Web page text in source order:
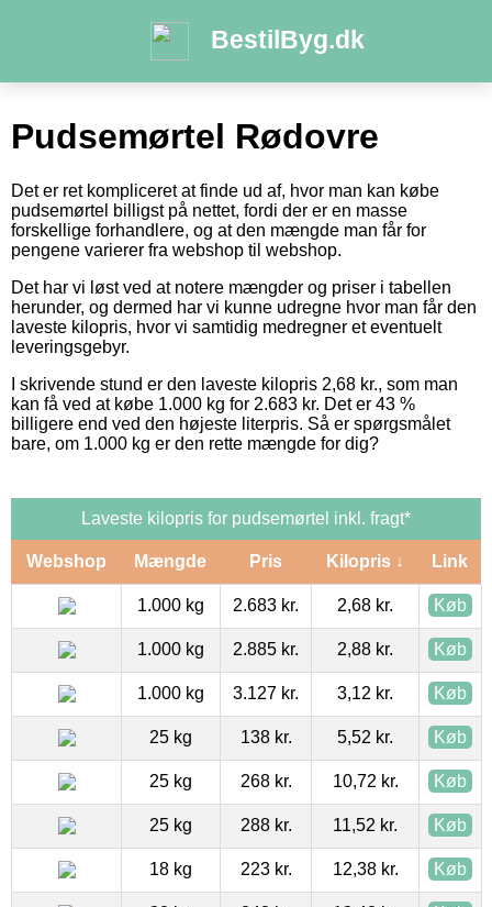
BestilByg.dk
Pudsemørtel Rødovre
Det er ret kompliceret at finde ud af, hvor man kan købe
pudsemørtel billigst på nettet, fordi der er en masse
forskellige forhandlere, og at den mængde man får for
pengene varierer fra webshop til webshop.
Det har vi løst ved at notere mængder og priser i tabellen
herunder, og dermed har vi kunne udregne hvor man får den
laveste kilopris, hvor vi samtidig medregner et eventuelt
leveringsgebyr.
I skrivende stund er den laveste kilopris 2,68 kr., som man
kan få ved at købe 1.000 kg for 2.683 kr. Det er 43 %
billigere end ved den højeste literpris. Så er spørgsmålet
bare, om 1.000 kg er den rette mængde for dig?
Laveste kilopris for pudsemørtel inkl. fragt*
Webshop Mængde Pris Kilopris ↓ Link
1.000 kg 2.683 kr. 2,68 kr. Køb
1.000 kg 2.885 kr. 2,88 kr. Køb
1.000 kg 3.127 kr. 3,12 kr. Køb
25 kg 138 kr. 5,52 kr. Køb
25 kg 268 kr. 10,72 kr. Køb
25 kg 288 kr. 11,52 kr. Køb
18 kg 223 kr. 12,38 kr. Køb